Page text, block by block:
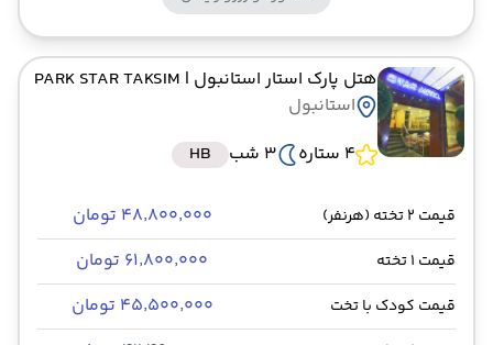
هتل پارک استار استانبول | PARK STAR TAKSIM
استانبول
4 ستاره
3 شب HB
قیمت 2 تخته (هرنفر) ۴۸٬۸۰۰٬۰۰۰ تومان
قیمت 1 تخته ۶۱٬۸۰۰٬۰۰۰ تومان
قیمت کودک با تخت ۴۵٬۵۰۰٬۰۰۰ تومان